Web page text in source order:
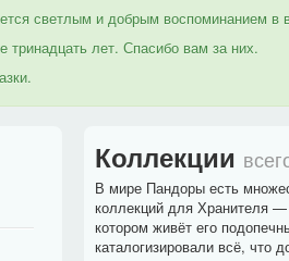
светлым и добрым воспоминанием
тринадцать лет. Спасибо вам за них.
Коллекции
В мире Пандоры есть
коллекций для Хранителя —
котором живёт его
каталогизировали всё, что